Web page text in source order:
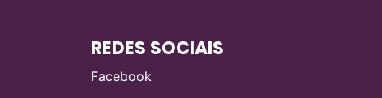
REDES SOCIAIS
Facebook